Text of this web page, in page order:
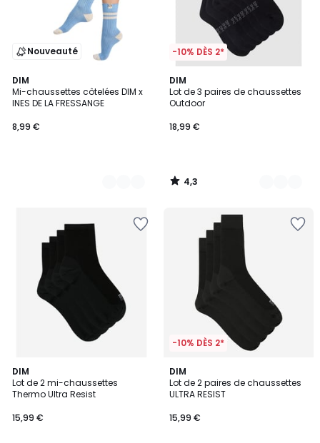
Nouveauté
DIM
Mi-chaussettes côtelées DIM x
INES DE LA FRESSANGE
8,99 €
2
Couleurs
-10% DÈS 2*
DIM
Lot de 3 paires de chaussettes
Outdoor
18,99 €
4,3
/ 5
2
Couleurs
4,3
/
DIM
Lot de 2 mi-chaussettes
Thermo Ultra Resist
15,99 €
4,5
/ 5
-10% DÈS 2*
DIM
Lot de 2 paires de chaussettes
ULTRA RESIST
15,99 €
5
/
5